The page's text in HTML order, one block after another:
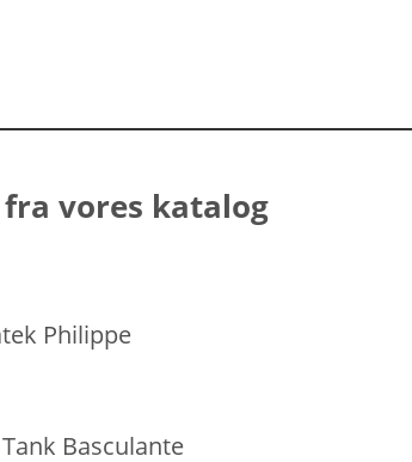
vores katalog
Philippe
Basculante